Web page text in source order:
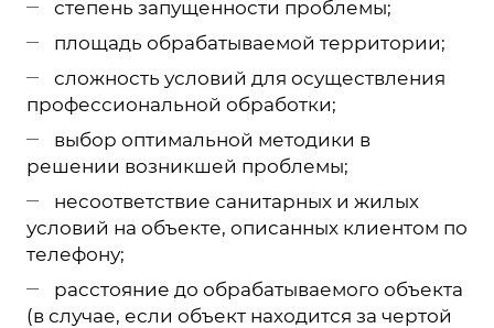
степень запущенности проблемы;
площадь обрабатываемой территории;
сложность условий для осуществления
профессиональной обработки;
выбор оптимальной методики в
решении возникшей проблемы;
несоответствие санитарных и жилых
условий на объекте, описанных клиентом по
телефону;
расстояние до обрабатываемого объекта
(в случае, если объект находится за чертой